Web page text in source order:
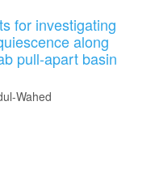
for investigating
along
pull-apart basin
Wahed